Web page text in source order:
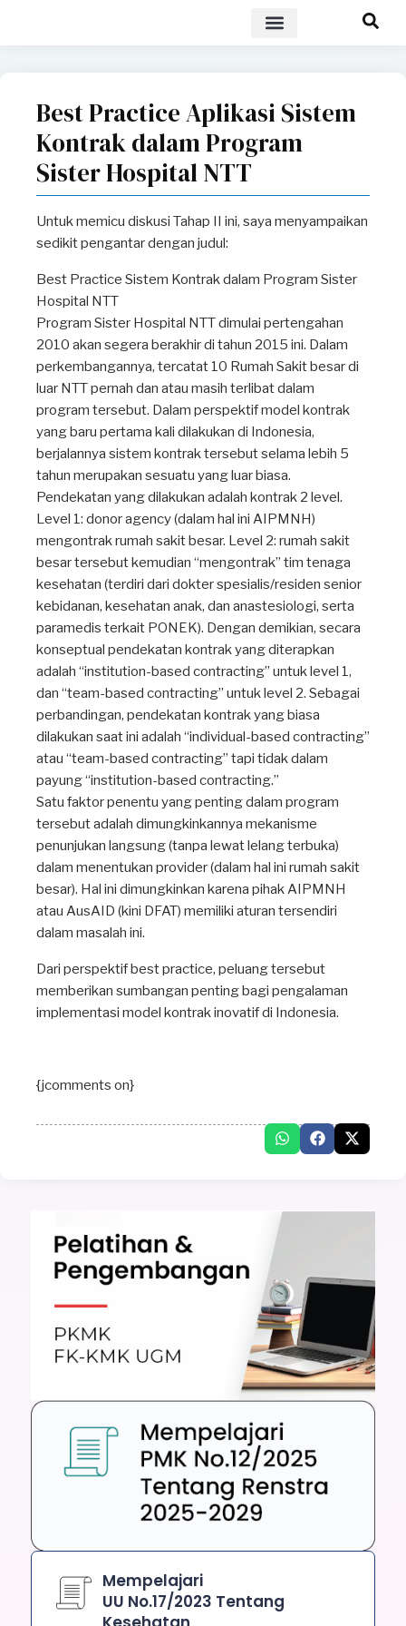
Best Practice Aplikasi Sistem
Kontrak dalam Program
Sister Hospital NTT
Untuk memicu diskusi Tahap II ini, saya menyampaikan
sedikit pengantar dengan judul:
Best Practice Sistem Kontrak dalam Program Sister
Hospital NTT
Program Sister Hospital NTT dimulai pertengahan
2010 akan segera berakhir di tahun 2015 ini. Dalam
perkembangannya, tercatat 10 Rumah Sakit besar di
luar NTT pernah dan atau masih terlibat dalam
program tersebut. Dalam perspektif model kontrak
yang baru pertama kali dilakukan di Indonesia,
berjalannya sistem kontrak tersebut selama lebih 5
tahun merupakan sesuatu yang luar biasa.
Pendekatan yang dilakukan adalah kontrak 2 level.
Level 1: donor agency (dalam hal ini AIPMNH)
mengontrak rumah sakit besar. Level 2: rumah sakit
besar tersebut kemudian “mengontrak” tim tenaga
kesehatan (terdiri dari dokter spesialis/residen senior
kebidanan, kesehatan anak, dan anastesiologi, serta
paramedis terkait PONEK). Dengan demikian, secara
konseptual pendekatan kontrak yang diterapkan
adalah “institution-based contracting” untuk level 1,
dan “team-based contracting” untuk level 2. Sebagai
perbandingan, pendekatan kontrak yang biasa
dilakukan saat ini adalah “individual-based contracting”
atau “team-based contracting” tapi tidak dalam
payung “institution-based contracting.”
Satu faktor penentu yang penting dalam program
tersebut adalah dimungkinkannya mekanisme
penunjukan langsung (tanpa lewat lelang terbuka)
dalam menentukan provider (dalam hal ini rumah sakit
besar). Hal ini dimungkinkan karena pihak AIPMNH
atau AusAID (kini DFAT) memiliki aturan tersendiri
dalam masalah ini.
Dari perspektif best practice, peluang tersebut
memberikan sumbangan penting bagi pengalaman
implementasi model kontrak inovatif di Indonesia.
{jcomments on}
Mempelajari
UU No.17/2023 Tentang